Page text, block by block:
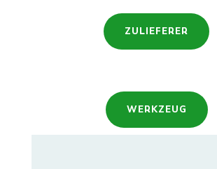
ZULIEFERER
WERKZEUG